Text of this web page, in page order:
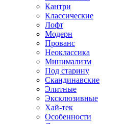
Кантри
Классические
Лофт
Модерн
Прованс
Неоклассика
Минимализм
Под старину
Скандинавские
Элитные
Эксклюзивные
Хай-тек
Особенности